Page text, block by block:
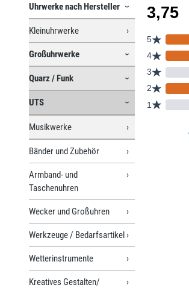
Uhrwerke nach Hersteller
Kleinuhrwerke
Großuhrwerke
Quarz / Funk
UTS
Musikwerke
Bänder und Zubehör
Armband- und
Taschenuhren
Wecker und Großuhren
Werkzeuge / Bedarfsartikel
Wetterinstrumente
Kreatives Gestalten/